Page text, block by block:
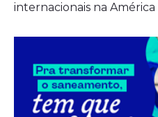
internacionais na América